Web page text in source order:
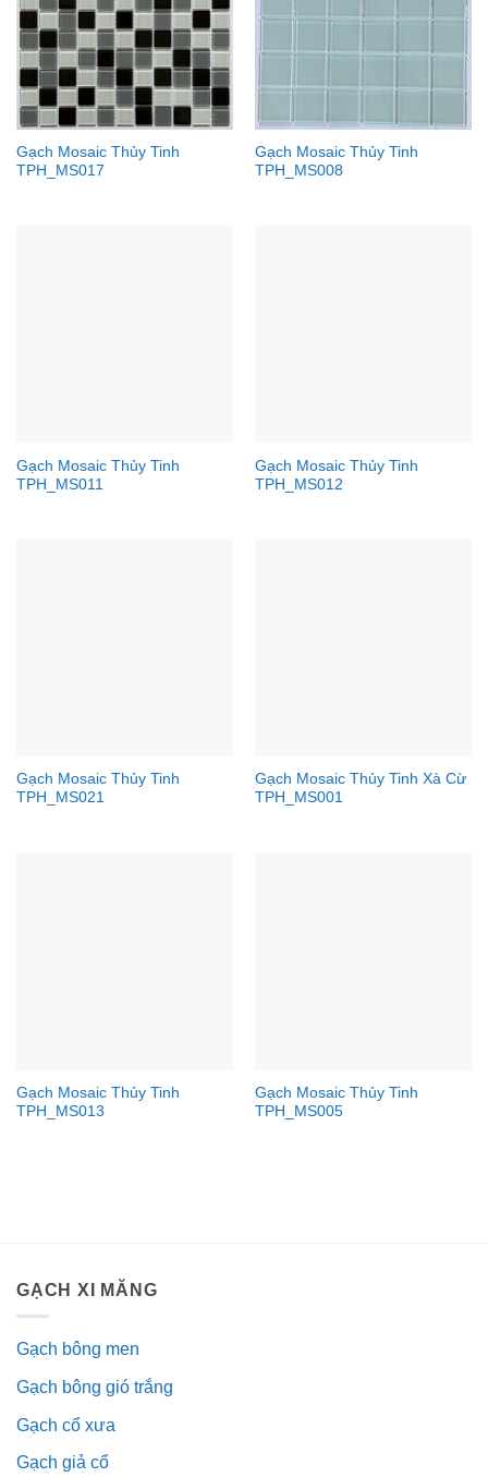
Gạch Mosaic Thủy Tinh
TPH_MS017
Gạch Mosaic Thủy Tinh
TPH_MS008
Gạch Mosaic Thủy Tinh
TPH_MS011
Gạch Mosaic Thủy Tinh
TPH_MS012
Gạch Mosaic Thủy Tinh
TPH_MS021
Gạch Mosaic Thủy Tinh Xà Cừ
TPH_MS001
Gạch Mosaic Thủy Tinh
TPH_MS013
Gạch Mosaic Thủy Tinh
TPH_MS005
GẠCH XI MĂNG
Gạch bông men
Gạch bông gió trắng
Gạch cổ xưa
Gạch giả cổ